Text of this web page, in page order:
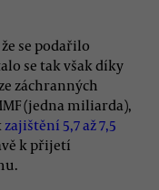
se podařilo
se tak však díky
záchranných
(jedna miliarda),
zajištění 5,7 až 7,5
k přijetí